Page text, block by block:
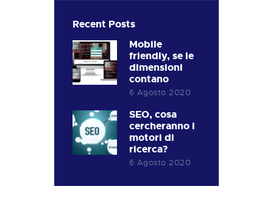
Recent Posts
Mobile
friendly, se le
dimensioni
contano
6 Agosto 2020
SEO, cosa
cercheranno i
motori di
ricerca?
6 Agosto 2020